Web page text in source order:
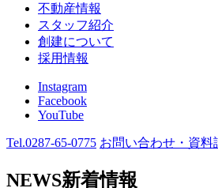
不動産情報
スタッフ紹介
創建について
採用情報
Instagram
Facebook
YouTube
Tel.0287-65-0775 お問い合わせ・資料
NEWS新着情報